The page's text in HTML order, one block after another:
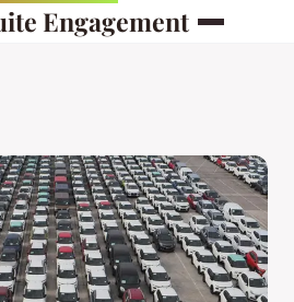
Engagement